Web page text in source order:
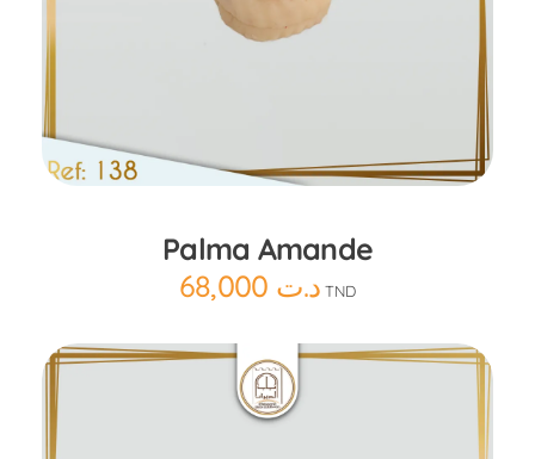
Palma Amande
د.ت TND